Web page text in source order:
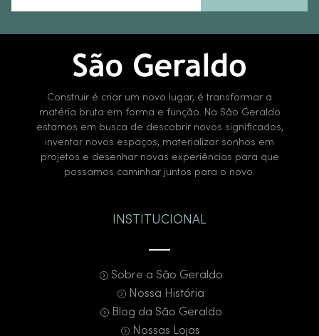
Construir é criar um novo lugar, é transformar a
matéria bruta em forma e função. Na São Geraldo
estamos em busca de descobrir novos significados,
inventar novos espaços, materializar sonhos em
projetos e desenhar novas experiências para que
possamos caminhar juntos para o novo.
INSTITUCIONAL
Sobre a São Geraldo
Nossa História
Blog da São Geraldo
Nossas Lojas